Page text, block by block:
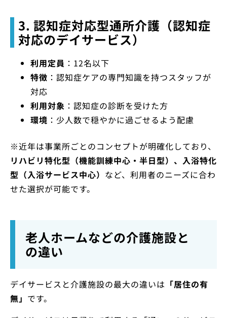
3. 認知症対応型通所介護（認知症
対応のデイサービス）
利用定員 ：12名以下
特徴 ：認知症ケアの専門知識を持つスタッフが
対応
利用対象 ：認知症の診断を受けた方
環境 ：少人数で穏やかに過ごせるよう配慮
※近年は事業所ごとのコンセプトが明確化しており、
リハビリ特化型（機能訓練中心・半日型）、入浴特化
型（入浴サービス中心） など、利用者のニーズに合わ
せた選択が可能です。
老人ホームなどの介護施設と
の違い
デイサービスと介護施設の最大の違いは 「居住の有
無」 です。